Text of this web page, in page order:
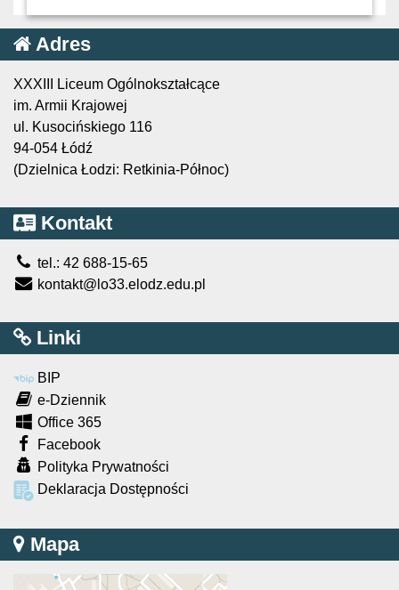
Adres
XXXIII Liceum Ogólnokształcące
im. Armii Krajowej
ul. Kusocińskiego 116
94-054 Łódź
(Dzielnica Łodzi: Retkinia-Północ)
Kontakt
tel.: 42 688-15-65
kontakt@lo33.elodz.edu.pl
Linki
BIP
e-Dziennik
Office 365
Facebook
Polityka Prywatności
Deklaracja Dostępności
Mapa